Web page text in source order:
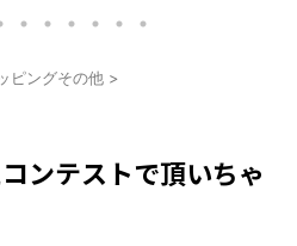
ピングその他 >
ンテストで頂いちゃ